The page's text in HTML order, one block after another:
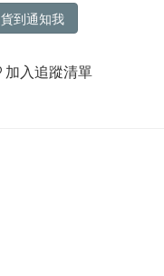
貨到通知我
加入追蹤清單